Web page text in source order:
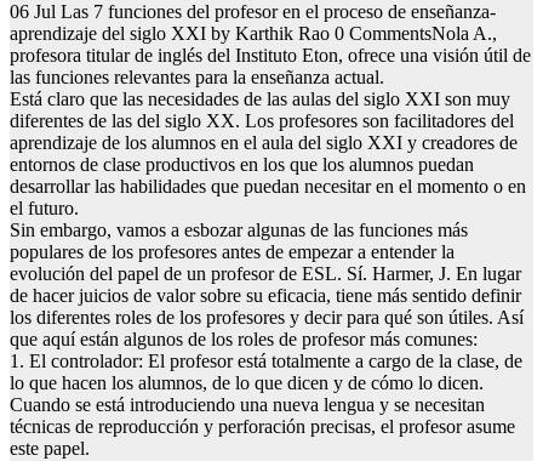
06 Jul Las 7 funciones del profesor en el proceso de enseñanza-
aprendizaje del siglo XXI by Karthik Rao 0 CommentsNola A.,
profesora titular de inglés del Instituto Eton, ofrece una visión útil de
las funciones relevantes para la enseñanza actual.
Está claro que las necesidades de las aulas del siglo XXI son muy
diferentes de las del siglo XX. Los profesores son facilitadores del
aprendizaje de los alumnos en el aula del siglo XXI y creadores de
entornos de clase productivos en los que los alumnos puedan
desarrollar las habilidades que puedan necesitar en el momento o en
el futuro.
Sin embargo, vamos a esbozar algunas de las funciones más
populares de los profesores antes de empezar a entender la
evolución del papel de un profesor de ESL. Sí. Harmer, J. En lugar
de hacer juicios de valor sobre su eficacia, tiene más sentido definir
los diferentes roles de los profesores y decir para qué son útiles. Así
que aquí están algunos de los roles de profesor más comunes:
1. El controlador: El profesor está totalmente a cargo de la clase, de
lo que hacen los alumnos, de lo que dicen y de cómo lo dicen.
Cuando se está introduciendo una nueva lengua y se necesitan
técnicas de reproducción y perforación precisas, el profesor asume
este papel.